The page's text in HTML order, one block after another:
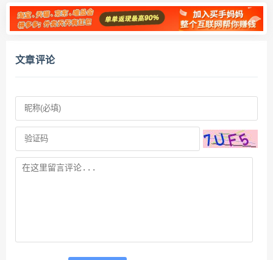
文章评论